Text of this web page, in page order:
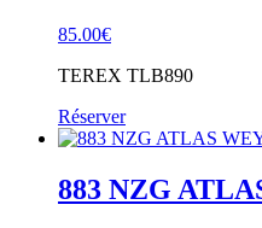
85.00€
TEREX TLB890
Réserver
883 NZG